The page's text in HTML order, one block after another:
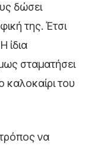
δώσει
της. Έτσι
ίδια
σταματήσει
καλοκαίρι του
τρόπος να